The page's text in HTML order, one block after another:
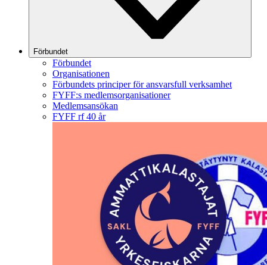
Förbundet
Förbundet
Organisationen
Förbundets principer för ansvarsfull verksamhet
FYFF:s medlemsorganisationer
Medlemsansökan
FYFF rf 40 år